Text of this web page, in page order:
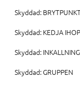
Skyddad:
Skyddad: KEDJA
Skyddad:
Skyddad: GRUPPEN